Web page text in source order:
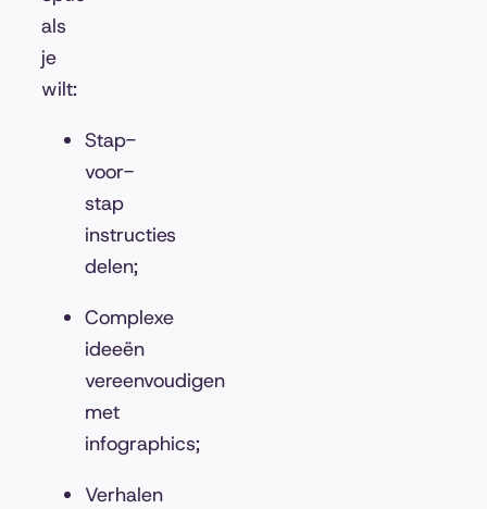
als
je
wilt:
Stap-
voor-
stap
instructies
delen;
Complexe
ideeën
vereenvoudigen
met
infographics;
Verhalen